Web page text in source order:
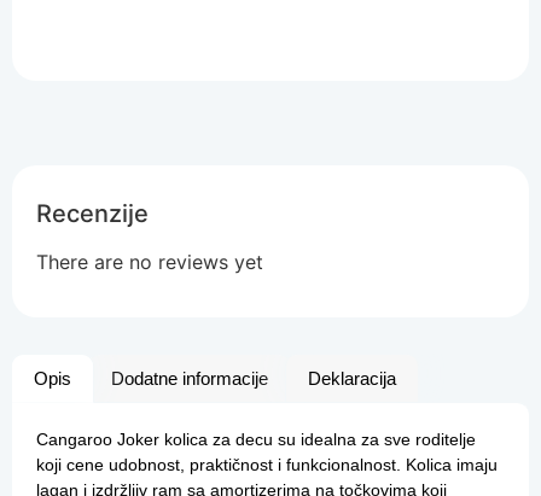
Opis Dodatne informacije Deklaracija
Cangaroo Joker kolica za decu su idealna za sve roditelje
koji cene udobnost, praktičnost i funkcionalnost. Kolica imaju
lagan i izdržljiv ram sa amortizerima na točkovima koji
Recenzije
There are no reviews yet